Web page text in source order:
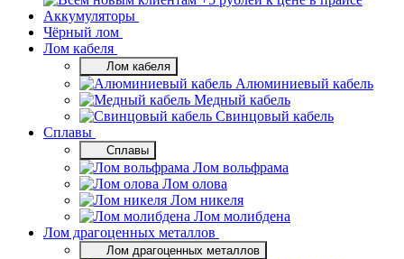
Аккумуляторы
Чёрный лом
Лом кабеля
Лом кабеля
Алюминиевый кабель
Медный кабель
Свинцовый кабель
Сплавы
Сплавы
Лом вольфрама
Лом олова
Лом никеля
Лом молибдена
Лом драгоценных металлов
Лом драгоценных металлов